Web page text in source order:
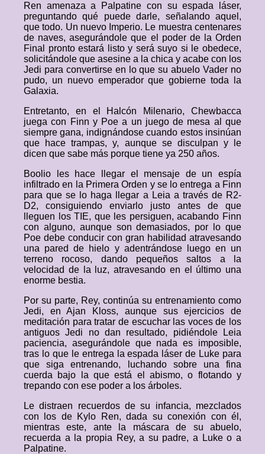
Ren amenaza a Palpatine con su espada láser,
preguntando qué puede darle, señalando aquel,
que todo. Un nuevo Imperio. Le muestra centenares
de naves, asegurándole que el poder de la Orden
Final pronto estará listo y será suyo si le obedece,
solicitándole que asesine a la chica y acabe con los
Jedi para convertirse en lo que su abuelo Vader no
pudo, un nuevo emperador que gobierne toda la
Galaxia.
Entretanto, en el Halcón Milenario, Chewbacca
juega con Finn y Poe a un juego de mesa al que
siempre gana, indignándose cuando estos insinúan
que hace trampas, y, aunque se disculpan y le
dicen que sabe más porque tiene ya 250 años.
Boolio les hace llegar el mensaje de un espía
infiltrado en la Primera Orden y se lo entrega a Finn
para que se lo haga llegar a Leia a través de R2-
D2, consiguiendo enviarlo justo antes de que
lleguen los TIE, que les persiguen, acabando Finn
con alguno, aunque son demasiados, por lo que
Poe debe conducir con gran habilidad atravesando
una pared de hielo y adentrándose luego en un
terreno rocoso, dando pequeños saltos a la
velocidad de la luz, atravesando en el último una
enorme bestia.
Por su parte, Rey, continúa su entrenamiento como
Jedi, en Ajan Kloss, aunque sus ejercicios de
meditación para tratar de escuchar las voces de los
antiguos Jedi no dan resultado, pidiéndole Leia
paciencia, asegurándole que nada es imposible,
tras lo que le entrega la espada láser de Luke para
que siga entrenando, luchando sobre una fina
cuerda bajo la que está el abismo, o flotando y
trepando con ese poder a los árboles.
Le distraen recuerdos de su infancia, mezclados
con los de Kylo Ren, dada su conexión con él,
mientras este, ante la máscara de su abuelo,
recuerda a la propia Rey, a su padre, a Luke o a
Palpatine.